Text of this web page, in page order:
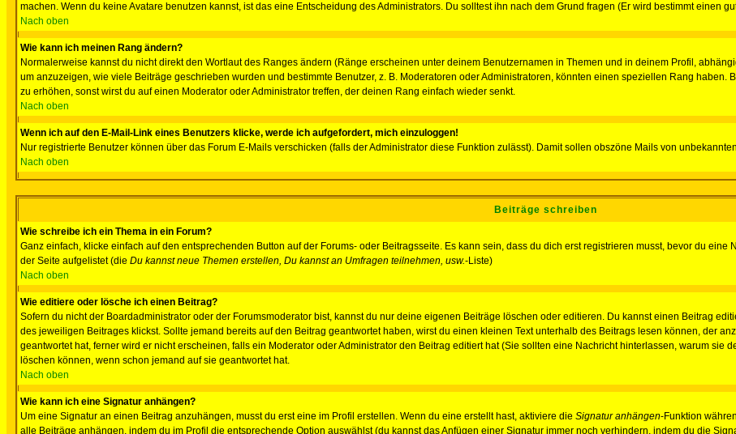
machen. Wenn du keine Avatare benutzen kannst, ist das eine Entscheidung des Administrators. Du solltest ihn nach dem Grund fragen (Er wird bestimmt einen
Nach oben
Wie kann ich meinen Rang ändern?
Normalerweise kannst du nicht direkt den Wortlaut des Ranges ändern (Ränge erscheinen unter deinem Benutzernamen in Themen und in deinem Profil,
um anzuzeigen, wie viele Beiträge geschrieben wurden und bestimmte Benutzer, z. B. Moderatoren oder Administratoren, könnten einen speziellen Rang
zu erhöhen, sonst wirst du auf einen Moderator oder Administrator treffen, der deinen Rang einfach wieder senkt.
Nach oben
Wenn ich auf den E-Mail-Link eines Benutzers klicke, werde ich aufgefordert, mich einzuloggen!
Nur registrierte Benutzer können über das Forum E-Mails verschicken (falls der Administrator diese Funktion zulässt). Damit sollen obszöne Mails von
Nach oben
Beiträge schreiben
Wie schreibe ich ein Thema in ein Forum?
Ganz einfach, klicke einfach auf den entsprechenden Button auf der Forums- oder Beitragsseite. Es kann sein, dass du dich erst registrieren musst, bevor du
der Seite aufgelistet (die Du kannst neue Themen erstellen, Du kannst an Umfragen teilnehmen, usw.-Liste)
Nach oben
Wie editiere oder lösche ich einen Beitrag?
Sofern du nicht der Boardadministrator oder der Forumsmoderator bist, kannst du nur deine eigenen Beiträge löschen oder editieren. Du kannst einen Beitrag
des jeweiligen Beitrages klickst. Sollte jemand bereits auf den Beitrag geantwortet haben, wirst du einen kleinen Text unterhalb des Beitrags lesen können, der
geantwortet hat, ferner wird er nicht erscheinen, falls ein Moderator oder Administrator den Beitrag editiert hat (Sie sollten eine Nachricht hinterlassen, warum sie
löschen können, wenn schon jemand auf sie geantwortet hat.
Nach oben
Wie kann ich eine Signatur anhängen?
Um eine Signatur an einen Beitrag anzuhängen, musst du erst eine im Profil erstellen. Wenn du eine erstellt hast, aktiviere die Signatur anhängen-Funktion
alle Beiträge anhängen, indem du im Profil die entsprechende Option auswählst (du kannst das Anfügen einer Signatur immer noch verhindern, indem du die